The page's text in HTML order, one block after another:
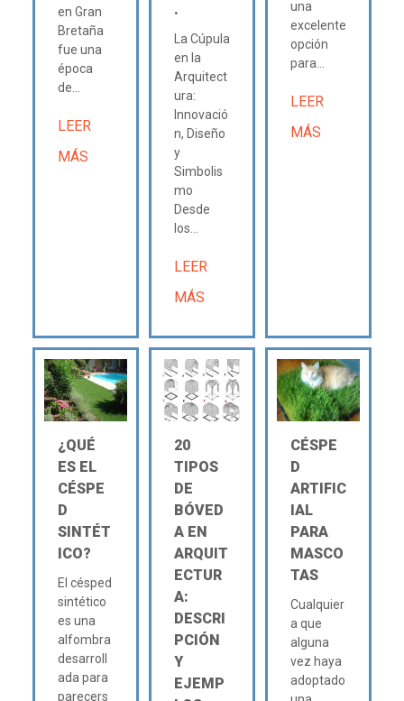
en Gran
Bretaña
fue una
época
de...
LEER
MÁS
.
La Cúpula
en la
Arquitect
ura:
Innovació
n, Diseño
y
Simbolis
mo
Desde
los...
LEER
MÁS
una
excelente
opción
para...
LEER
MÁS
¿QUÉ
ES EL
CÉSPE
D
SINTÉT
ICO?
El césped
sintético
es una
alfombra
desarroll
ada para
parecers
20
TIPOS
DE
BÓVED
A EN
ARQUIT
ECTUR
A:
DESCRI
PCIÓN
Y
EJEMP
CÉSPE
D
ARTIFIC
IAL
PARA
MASCO
TAS
Cualquier
a que
alguna
vez haya
adoptado